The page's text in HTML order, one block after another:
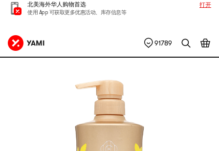
北美海外华人购物首选
使用 App 可获取更多优惠活动、库存信息等
打开
91789